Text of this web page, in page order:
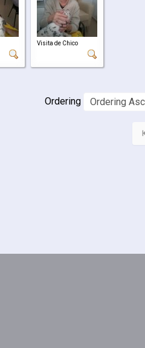
Visita de Chico
Ordering